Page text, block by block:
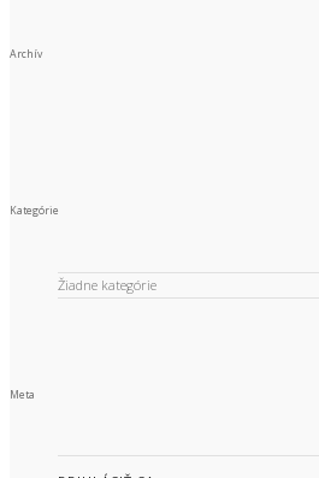
Archív
Kategórie
Žiadne kategórie
Meta